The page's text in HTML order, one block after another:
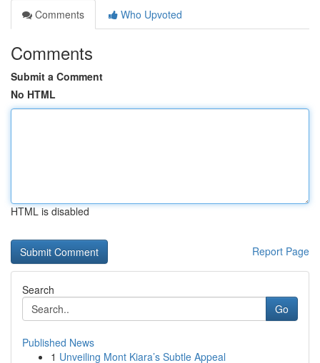
Comments
Who Upvoted
Comments
Submit a Comment
No HTML
HTML is disabled
Report Page
Search
Go
Published News
1 Unveiling Mont Kiara’s Subtle Appeal